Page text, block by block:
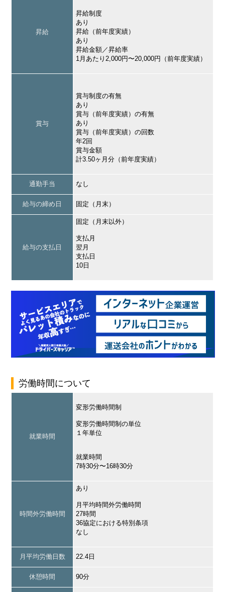
昇給
昇給制度
あり
昇給（前年度実績）
あり
昇給金額／昇給率
1月あたり2,000円〜20,000円（前年度実績）
賞与
賞与制度の有無
あり
賞与（前年度実績）の有無
あり
賞与（前年度実績）の回数
年2回
賞与金額
計3.50ヶ月分（前年度実績）
通勤手当 なし
給与の締め日 固定（月末）
給与の支払日
固定（月末以外）
支払月
翌月
支払日
10日
労働時間について
就業時間
変形労働時間制
変形労働時間制の単位
１年単位
就業時間
7時30分〜16時30分
時間外労働時間
あり
月平均時間外労働時間
27時間
36協定における特別条項
なし
月平均労働日数 22.4日
休憩時間 90分